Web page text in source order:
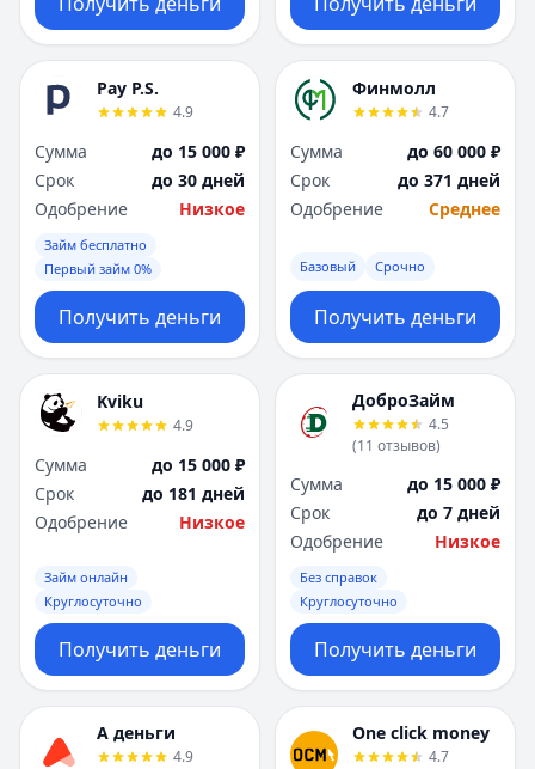
Pay P.S.
4.9
Сумма
до 15 000 ₽
Срок
до 30 дней
Одобрение
Низкое
Займ бесплатно
Первый займ 0%
Получить деньги
Финмолл
4.7
Сумма
до 60 000 ₽
Срок
до 371 дней
Одобрение
Среднее
Базовый Срочно
Получить деньги
Kviku
4.9
Сумма
до 15 000 ₽
Срок
до 181 дней
Одобрение
Низкое
Займ онлайн
Круглосуточно
Получить деньги
ДоброЗайм
4.5
(11 отзывов)
Сумма
до 15 000 ₽
Срок
до 7 дней
Одобрение
Низкое
Без справок
Круглосуточно
Получить деньги
А деньги
4.9
One click money
4.7